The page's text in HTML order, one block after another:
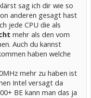
sag ich dir wie so
anderen gesagt hast
jede CPU die als
mehr als den vom
Auch du kannst
haben welche
mehr zu haben ist
Intel versagt da
BE kann man das ja